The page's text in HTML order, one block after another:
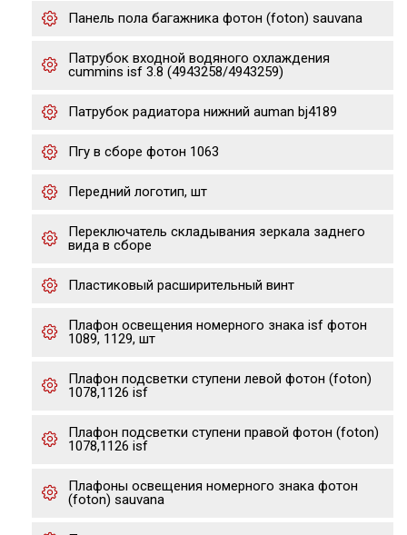
Панель пола багажника фотон (foton) sauvana
Патрубок входной водяного охлаждения
cummins isf 3.8 (4943258/4943259)
Патрубок радиатора нижний auman bj4189
Пгу в сборе фотон 1063
Передний логотип, шт
Переключатель складывания зеркала заднего
вида в сборе
Пластиковый расширительный винт
Плафон освещения номерного знака isf фотон
1089, 1129, шт
Плафон подсветки ступени левой фотон (foton)
1078,1126 isf
Плафон подсветки ступени правой фотон (foton)
1078,1126 isf
Плафоны освещения номерного знака фотон
(foton) sauvana